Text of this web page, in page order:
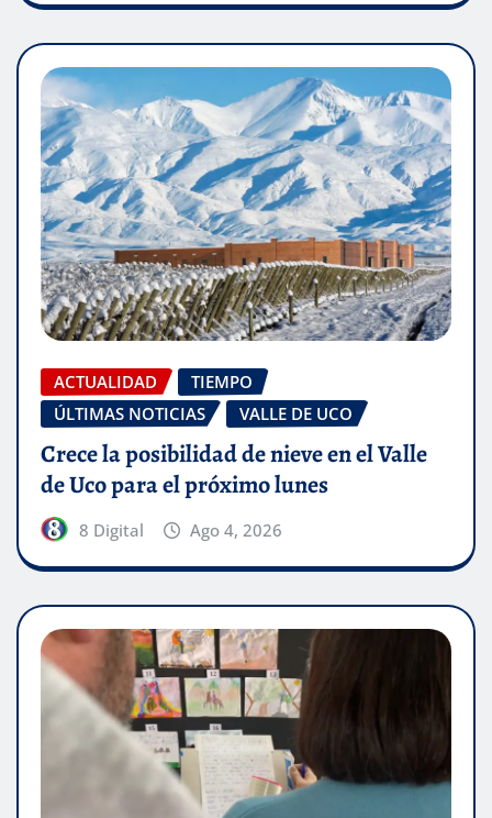
ACTUALIDAD
TIEMPO
ÚLTIMAS NOTICIAS
VALLE DE UCO
Crece la posibilidad de nieve en el Valle
de Uco para el próximo lunes
8 Digital Ago 4, 2026